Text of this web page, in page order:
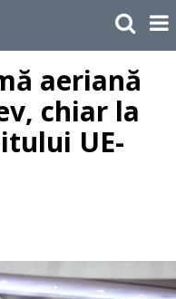
aeriană
chiar la
UE-